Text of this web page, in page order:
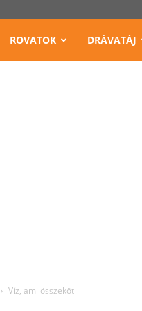
ROVATOK DRÁVATÁJ
Víz, ami összeköt